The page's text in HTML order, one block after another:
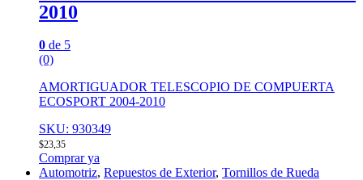
2010
0 de 5
(0)
AMORTIGUADOR TELESCOPIO DE COMPUERTA
ECOSPORT 2004-2010
SKU: 930349
$23,35
Comprar ya
Automotriz, Repuestos de Exterior, Tornillos de Rueda